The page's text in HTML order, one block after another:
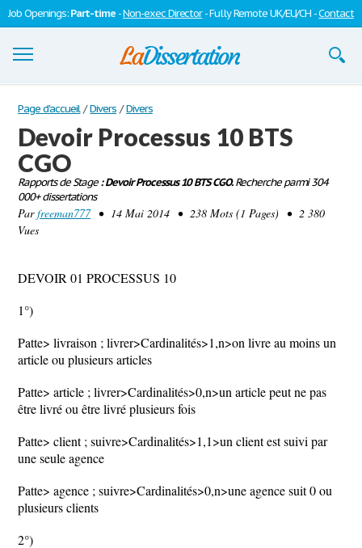
Job Openings:Part-time -Non-exec Director- Fully Remote UK/EU/CH -Contact
Dissertations
S'inscrire
Se connecter
Contactez-nous
Page d'accueil / Divers / Divers
Devoir Processus 10 BTS
CGO
Rapports de Stage: Devoir Processus 10 BTS CGO.Recherche parmi 304
000+ dissertations
Parfreeman777• 14 Mai 2014 • 238 Mots (1 Pages) • 2 380
Vues
DEVOIR 01 PROCESSUS 10
1°)
Patte> livraison ; livrer>Cardinalités>1,n>on livre au moins un
article ou plusieurs articles
Patte> article ; livrer>Cardinalités>0,n>un article peut ne pas
être livré ou être livré plusieurs fois
Patte> client ; suivre>Cardinalités>1,1>un client est suivi par
une seule agence
Patte> agence ; suivre>Cardinalités>0,n>une agence suit 0 ou
plusieurs clients
2°)